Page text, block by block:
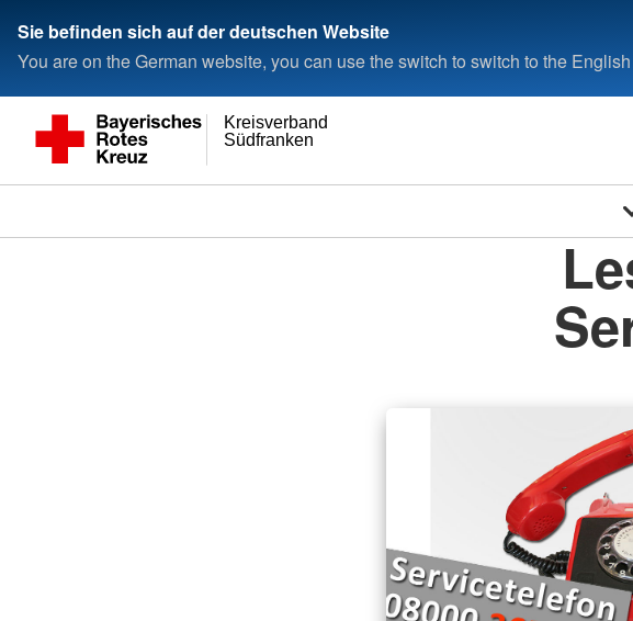
Sie befinden sich auf der deutschen Website
You are on the German website, you can use the switch to switch to the
Südfranken
Kreisverband